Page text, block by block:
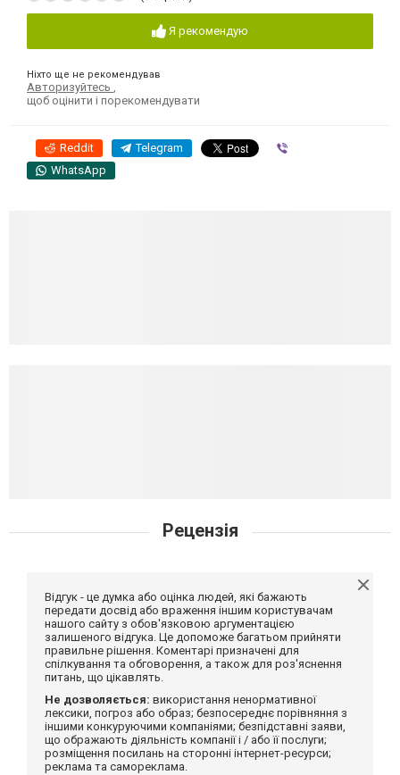
Я рекомендую
Ніхто ще не рекомендував
Авторизуйтесь ,
щоб оцінити і порекомендувати
Reddit Telegram
WhatsApp
Рецензія
Відгук - це думка або оцінка людей, які бажають
передати досвід або враження іншим користувачам
нашого сайту з обов'язковою аргументацією
залишеного відгука. Це допоможе багатьом прийняти
правильне рішення. Коментарі призначені для
спілкування та обговорення, а також для роз'яснення
питань, що цікавлять.
Не дозволяється: використання ненормативної
лексики, погроз або образ; безпосереднє порівняння з
іншими конкуруючими компаніями; безпідставні заяви,
що ображають діяльність компанії і / або її послуги;
розміщення посилань на сторонні інтернет-ресурси;
реклама та самореклама.